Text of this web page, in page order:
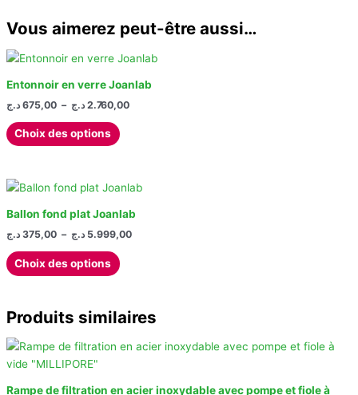
Vous aimerez peut-être aussi…
Entonnoir en verre Joanlab
675,00 د.ج – 2.760,00 د.ج
Plage
Choix des options
produit
variations.
Les
options
être
la
du
Ballon fond plat Joanlab
375,00 د.ج – 5.999,00 د.ج
Plage
Choix des options
produit
variations.
Les
Produits similaires
Rampe de filtration en acier inoxydable avec pompe et fiole à